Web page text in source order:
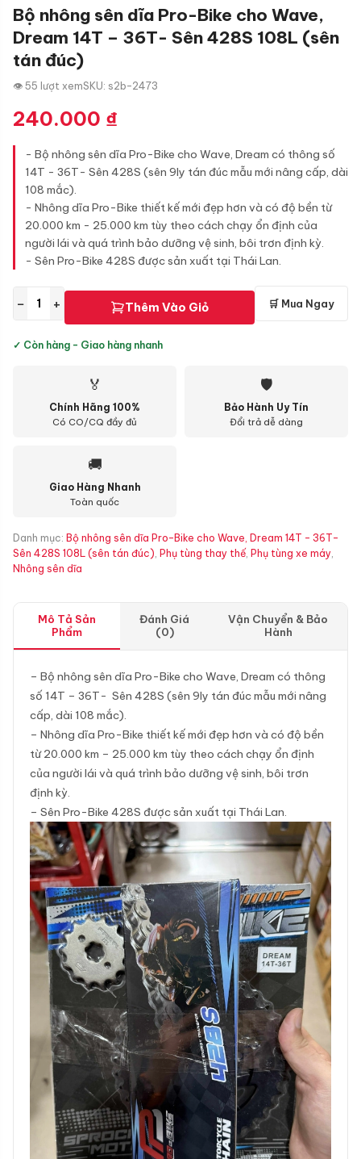
Bộ nhông sên dĩa Pro-Bike cho Wave,
Dream 14T – 36T- Sên 428S 108L (sên
tán đúc)
👁 55 lượt xemSKU: s2b-2473
240.000 ₫
- Bộ nhông sên dĩa Pro-Bike cho Wave, Dream có thông số
14T - 36T- Sên 428S (sên 9ly tán đúc mẫu mới nâng cấp, dài
108 mắc).
- Nhông dĩa Pro-Bike thiết kế mới đẹp hơn và có độ bền từ
20.000 km - 25.000 km tùy theo cách chạy ổn định của
người lái và quá trình bảo dưỡng vệ sinh, bôi trơn định kỳ.
- Sên Pro-Bike 428S được sản xuất tại Thái Lan.
− + Thêm Vào Giỏ 🛒 Mua Ngay
✓ Còn hàng - Giao hàng nhanh
🏅
Chính Hãng 100%
Có CO/CQ đầy đủ
🛡
Bảo Hành Uy Tín
Đổi trả dễ dàng
🚚
Giao Hàng Nhanh
Toàn quốc
Danh mục: Bộ nhông sên dĩa Pro-Bike cho Wave, Dream 14T - 36T-
Sên 428S 108L (sên tán đúc), Phụ tùng thay thế, Phụ tùng xe máy,
Nhông sên dĩa
Mô Tả Sản
Phẩm
Đánh Giá
(0)
Vận Chuyển & Bảo
Hành
– Bộ nhông sên dĩa Pro-Bike cho Wave, Dream có thông
số 14T – 36T- Sên 428S (sên 9ly tán đúc mẫu mới nâng
cấp, dài 108 mắc).
– Nhông dĩa Pro-Bike thiết kế mới đẹp hơn và có độ bền
từ 20.000 km – 25.000 km tùy theo cách chạy ổn định
của người lái và quá trình bảo dưỡng vệ sinh, bôi trơn
định kỳ.
– Sên Pro-Bike 428S được sản xuất tại Thái Lan.